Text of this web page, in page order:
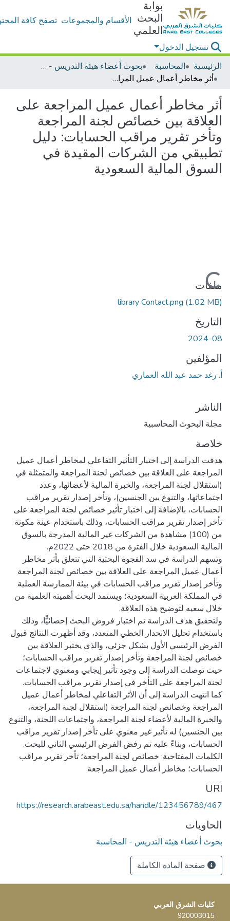
بوابة
البحث
العلمي
الأقسام والمجموعات تصفح كافة
تسجيل الدخول
الرئيسية
المحاسبة
بحوث أعضاء هيئة التدريس - المحاسبة
أثر مخاطر أعمال عميل المراجعة على العلاقة بين خصائص لجنة المراجعة وتأخر تقرير مراقب الحسابات: دليل تطبيقي من الشركات المقيدة في السوق المالية السعودية
أثر مخاطر أعمال عميل المراجعة على
العلاقة بين خصائص لجنة المراجعة
وتأخر تقرير مراقب الحسابات: دليل
تطبيقي من الشركات المقيدة في
السوق المالية السعودية
جاري التحميل...
ملفات
library Contact.png (1.02 MB)
التاريخ
2024-08
المؤلفين
أ. رغد حمد عبد الله العماري
الناشر
مجلة البحوث المحاسبية
خلاصة
هدفت الدراسة إلى اختبار التأثير التفاعلي لمخاطر أعمال عميل
المراجعة على العلاقة بين خصائص لجنة المراجعة والمتمثلة في
(استقلال لجنة المراجعة، والخبرة المالية لأعضائها، وعدد
اجتماعاتها، والتنوع بين الجنسين)، وتأخر إصدار تقرير مراقب
الحسابات، بالإضافة إلى اختبار تأثير خصائص لجنة المراجعة على
تأخر إصدار تقرير مراقب الحسابات، وذلك باستخدام عينة مكونة
من (100) مشاهدة من الشركات غير المالية المدرجة بالسوق
وتسهم الدراسة في سد الفجوة البحثية التي تتعلق بأثر مخاطر
أعمال عميل المراجعة على العلاقة بين خصائص لجنة المراجعة
وتأخر إصدار تقرير مراقب الحسابات في بيئة الممارسة العملية
في المملكة العربية السعودية؛ ويستمد البحث أهميته العلمية من
ولتحقيق هدف الدراسة تم اختبار فروض البحث إحصائيًّا، وذلك
باستخدام تحليل الانحدار الخطي المتعدد، وقد أظهرت النتائج قبول
الفرض الرئيسي الأول بشكل جزئي، والذي يختبر العلاقة بين
خصائص لجنة المراجعة وتأخر إصدار تقرير مراقب الحسابات؛
حيث توصلت الدراسة إلى وجود تأثير إيجابي ومعنوي لاجتماعات
كما انتهت الدراسة إلى أن الأثر التفاعلي لمخاطر أعمال عميل
المراجعة وخصائص لجنة المراجعة (استقلال لجنة المراجعة،
والخبرة المالية لأعضاء لجنة المراجعة، واجتماعات اللجنة، والتنوع
بين الجنسين) له تأثير غير معنوي على تأخر إصدار تقرير مراقب
الكلمات المفتاحية: خصائص لجنة المراجعة؛ تأخر تقرير مراقب
الحسابات؛ مخاطر أعمال عميل المراجعة
URI
https://research.arabeast.edu.sa/handle/123456789/467
الحاويات
بحوث أعضاء هيئة التدريس - المحاسبة
صفحة المادة الكاملة
كليات الشرق العربي
920003015